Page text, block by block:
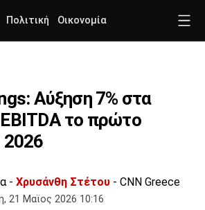
Πολιτική Οικονομία
Αύξηση 7% στα
το πρώτο
2026
- Χρυσάνθη Στέτου - CNN Greece
21 Μαϊος 2026 10:16